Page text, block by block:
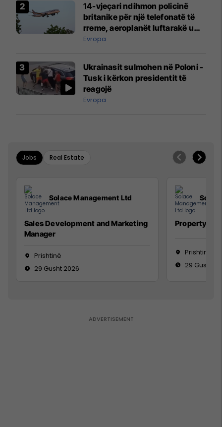
14-vjeçari ndihmon policinë
britanike për një telefonatë të
rreme, aeroplanët luftarakë u
ngritën në ajër për të
Mançesterit
Evropa
Ukrainasit sulmohen në Poloni -
Tusk i kërkon presidentit të
reagojë
Evropa
Jobs Real Estate
Solace Management Ltd
Sales Development and Marketing
Manager
Prishtinë
29 Gusht 2026
Property
Prishtinë
29 Gusht